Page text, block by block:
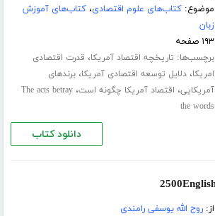
موضوع:کتاب‌های علوم اقتصادی،کتاب‌های آموزش
زبان
۱۹۳ صفحه
برچسب‌ها: تاریخچه اقتصاد آمریکا، قدرت اقتصادی
امریکا،دلایل توسعه اقتصادی آمریکا،برندهای
آمریکایی، اقتصاد آمریکا چگونه است،The acts betray
the words
دانلود کتاب
از:روح الله یوسفی رامندی